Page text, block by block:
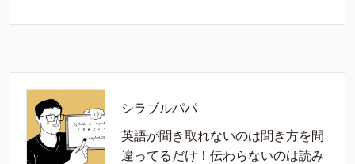
シラブルパパ
英語が聞き取れないのは聞き方を間
違ってるだけ！伝わらないのは読み